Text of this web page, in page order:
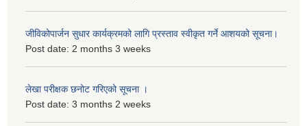
जीविकोपार्जन सुधार कार्यक्रमको लागि प्रस्ताव स्वीकृत गर्ने आशयको सूचना।
Post date: 2 months 3 weeks
लेखा परीक्षक छनोट गरिएको सूचना ।
Post date: 3 months 2 weeks